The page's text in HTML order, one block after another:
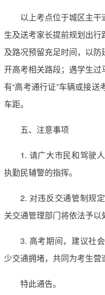
以上考点位于城区主
生及送考家长提前规划出
及路况预留充足时间，以
开高考相关路段；遇学生
有“高考通行证”车辆或接
车距。
五、注意事项
1. 请广大市民和驾驶
执勤民辅警的指挥。
2. 对违反交通管制规
关交通管理部门将依法予以
3. 高考期间，建议社
少交通拥堵，共同为考生营
特此通告。